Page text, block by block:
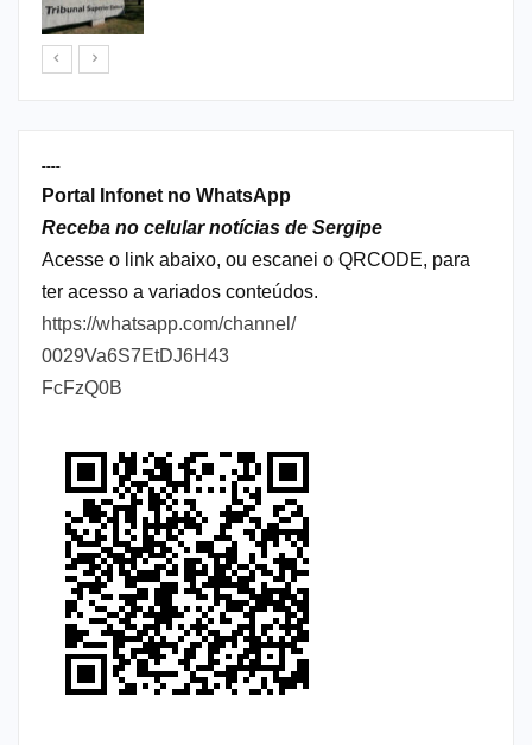
----
Portal Infonet no WhatsApp
Receba no celular notícias de Sergipe
Acesse o link abaixo, ou escanei o QRCODE, para
ter acesso a variados conteúdos.
https://whatsapp.com/channel/
0029Va6S7EtDJ6H43
FcFzQ0B